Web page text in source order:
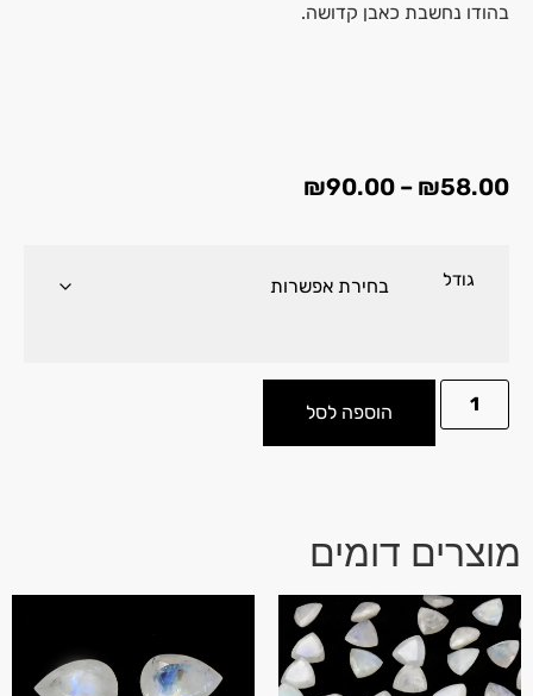
בהודו נחשבת כאבן קדושה.
₪58.00
–
₪90.00
גודל
הוספה לסל
מוצרים דומים